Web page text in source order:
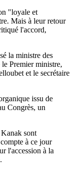
"loyale et
Mais à leur retour
l'accord,
la ministre des
Premier ministre,
et le secrétaire
issu de
Congrès, un
sont
à ce jour
l'accession à la